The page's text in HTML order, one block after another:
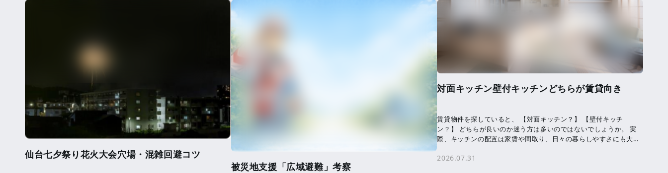
仙台七夕祭り花火大会穴場・混雑回避コツ
被災地支援「広域避難」考察
対面キッチン壁付キッチンどちらが賃貸向き
賃貸物件を探していると、 【対面キッチン？】 【壁付キッチ
ン？】 どちらが良いのか迷う方は多いのではないでしょうか。 実
際、キッチンの配置は家賃や間取り、日々の暮らしやすさにも大き
2026.07.31